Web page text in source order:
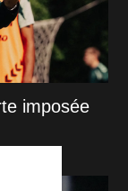
imposée